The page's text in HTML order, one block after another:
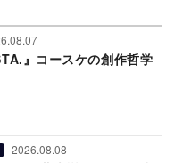
』コースケの創作哲学
2026.08.08